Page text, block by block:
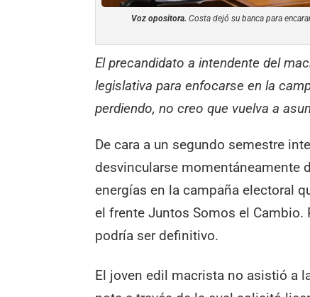
Voz opositora. Costa dejó su banca para
El precandidato a intendente del
legislativa para enfocarse en la
perdiendo, no creo que vuelva a
De cara a un segundo semestre
desvincularse momentáneamente
energías en la campaña electoral
el frente Juntos Somos el Cambio.
podría ser definitivo.
El joven edil macrista no asistió a